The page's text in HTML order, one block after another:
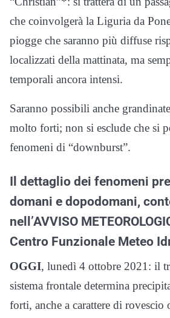
che coinvolgerà la Liguria da
piogge che saranno più diffuse
localizzati della mattinata, ma
temporali ancora intensi.
Saranno possibili anche
molto forti; non si esclude che si
fenomeni di “downburst”.
Il dettaglio dei fenomeni
domani e dopodomani,
nell’AVVISO
Centro Funzionale Meteo
OGGI, lunedì 4 ottobre 2021: il
sistema frontale determina
forti, anche a carattere di rovescio